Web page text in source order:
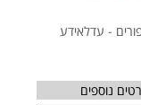
- עדלאידע
נוספים